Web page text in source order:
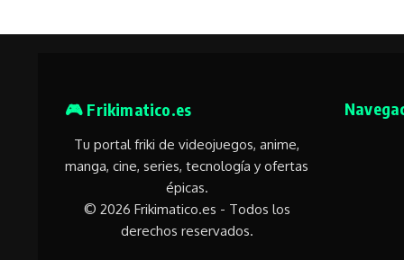
🎮 Frikimatico.es
Tu portal friki de videojuegos, anime,
manga, cine, series, tecnología y ofertas
épicas.
© 2026 Frikimatico.es - Todos los
derechos reservados.